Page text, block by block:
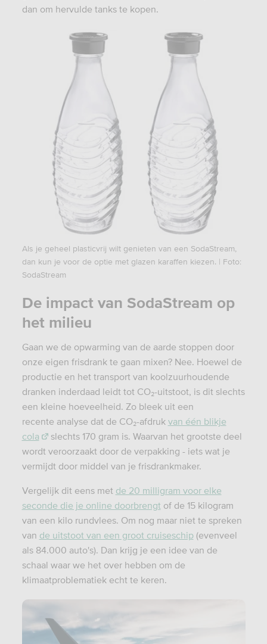
dan om hervulde tanks te kopen.
Als je geheel plasticvrij wilt genieten van een SodaStream,
dan kun je voor de optie met glazen karaffen kiezen. | Foto:
SodaStream
De impact van SodaStream op
het milieu
Gaan we de opwarming van de aarde stoppen door
onze eigen frisdrank te gaan mixen? Nee. Hoewel de
productie en het transport van koolzuurhoudende
dranken inderdaad leidt tot CO₂-uitstoot, is dit slechts
een kleine hoeveelheid. Zo bleek uit een
recente analyse dat de CO₂-afdruk van één blikje
cola
slechts 170 gram is. Waarvan het grootste deel
wordt veroorzaakt door de verpakking - iets wat je
vermijdt door middel van je frisdrankmaker.
Vergelijk dit eens met de 20 milligram voor elke
seconde die je online doorbrengt of de 15 kilogram
van een kilo rundvlees. Om nog maar niet te spreken
van de uitstoot van een groot cruiseschip(evenveel
als 84.000 auto's). Dan krijg je een idee van de
schaal waar we het over hebben om de
klimaatproblematiek echt te keren.